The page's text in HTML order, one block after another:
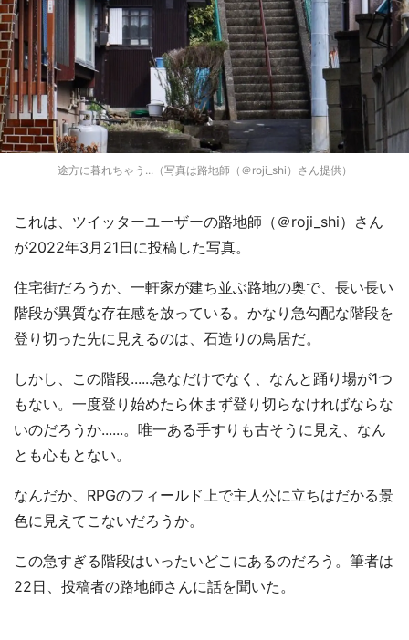
途方に暮れちゃう...（写真は路地師（＠roji_shi）さん提供）
これは、ツイッターユーザーの路地師（＠roji_shi）さん
が2022年3月21日に投稿した写真。
住宅街だろうか、一軒家が建ち並ぶ路地の奥で、長い長い
階段が異質な存在感を放っている。かなり急勾配な階段を
登り切った先に見えるのは、石造りの鳥居だ。
しかし、この階段......急なだけでなく、なんと踊り場が1つ
もない。一度登り始めたら休まず登り切らなければならな
いのだろうか......。唯一ある手すりも古そうに見え、なん
とも心もとない。
なんだか、RPGのフィールド上で主人公に立ちはだかる景
色に見えてこないだろうか。
この急すぎる階段はいったいどこにあるのだろう。筆者は
22日、投稿者の路地師さんに話を聞いた。